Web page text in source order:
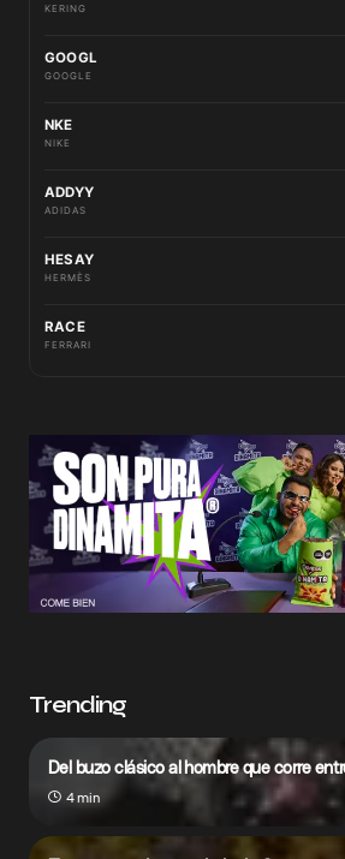
KERING
GOOGL
GOOGLE
NKE
NIKE
ADDYY
ADIDAS
HESAY
HERMÈS
RACE
FERRARI
Trending
Del buzo clásico al hombre que corre
4 min